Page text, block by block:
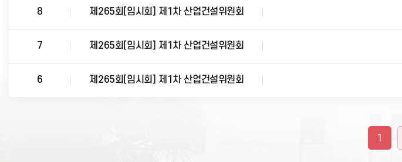
8 제265회[임시회] 제1차 산업건설위원회
7 제265회[임시회] 제1차 산업건설위원회
6 제265회[임시회] 제1차 산업건설위원회
1